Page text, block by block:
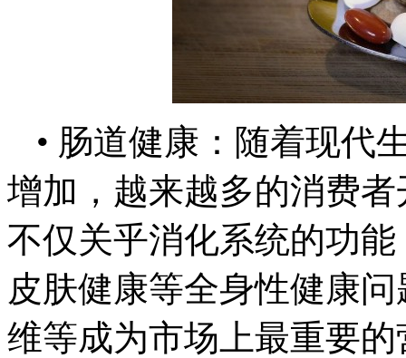
• 肠道健康：随着现代
增加，越来越多的消费
不仅关乎消化系统的功
皮肤健康等全身性健康
维等成为市场上最重要